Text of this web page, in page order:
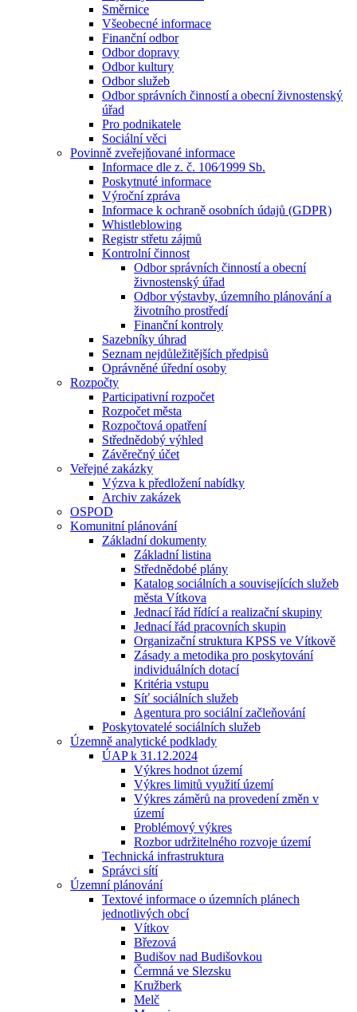
Směrnice
Všeobecné informace
Finanční odbor
Odbor dopravy
Odbor kultury
Odbor služeb
Odbor správních činností a obecní živnostenský
úřad
Pro podnikatele
Sociální věci
Povinně zveřejňované informace
Informace dle z. č. 106⁄1999 Sb.
Poskytnuté informace
Výroční zpráva
Informace k ochraně osobních údajů (GDPR)
Whistleblowing
Registr střetu zájmů
Kontrolní činnost
Odbor správních činností a obecní
živnostenský úřad
Odbor výstavby, územního plánování a
životního prostředí
Finanční kontroly
Sazebníky úhrad
Seznam nejdůležitějších předpisů
Oprávněné úřední osoby
Rozpočty
Participativní rozpočet
Rozpočet města
Rozpočtová opatření
Střednědobý výhled
Závěrečný účet
Veřejné zakázky
Výzva k předložení nabídky
Archiv zakázek
OSPOD
Komunitní plánování
Základní dokumenty
Základní listina
Střednědobé plány
Katalog sociálních a souvisejících služeb
města Vítkova
Jednací řád řídící a realizační skupiny
Jednací řád pracovních skupin
Organizační struktura KPSS ve Vítkově
Zásady a metodika pro poskytování
individuálních dotací
Kritéria vstupu
Síť sociálních služeb
Agentura pro sociální začleňování
Poskytovatelé sociálních služeb
Územně analytické podklady
ÚAP k 31.12.2024
Výkres hodnot území
Výkres limitů využití území
Výkres záměrů na provedení změn v
území
Problémový výkres
Rozbor udržitelného rozvoje území
Technická infrastruktura
Správci sítí
Územní plánování
Textové informace o územních plánech
jednotlivých obcí
Vítkov
Březová
Budišov nad Budišovkou
Čermná ve Slezsku
Kružberk
Melč